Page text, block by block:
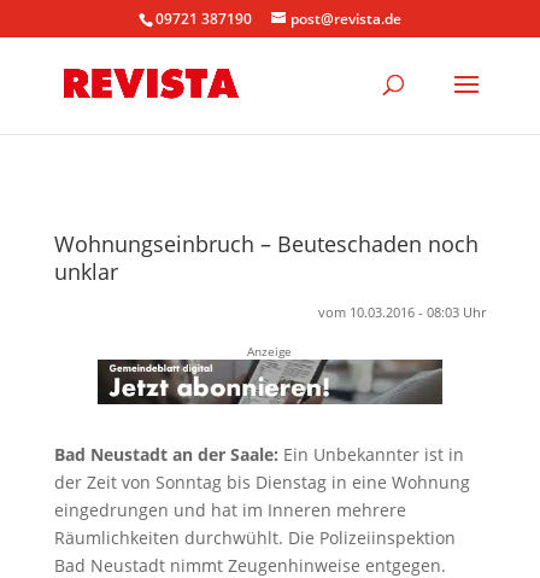
09721 387190 post@revista.de
Wohnungseinbruch – Beuteschaden noch
unklar
vom 10.03.2016 - 08:03 Uhr
Anzeige
Bad Neustadt an der Saale: Ein Unbekannter ist in
der Zeit von Sonntag bis Dienstag in eine Wohnung
eingedrungen und hat im Inneren mehrere
Räumlichkeiten durchwühlt. Die Polizeiinspektion
Bad Neustadt nimmt Zeugenhinweise entgegen.